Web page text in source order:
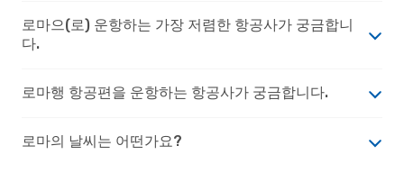
로마으(로) 운항하는 가장 저렴한 항공사가 궁금합니
다.
로마행 항공편을 운항하는 항공사가 궁금합니다.
로마의 날씨는 어떤가요?